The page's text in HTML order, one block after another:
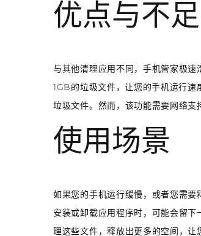
优点与不足
与其他清理应用不同，手机管家极
1GB的垃圾文件，让您的手机运行
垃圾文件。然而，该功能需要网络支
使用场景
如果您的手机运行缓慢，或者您需
安装或卸载应用程序时，可能会留
理这些文件，释放出更多的空间，让